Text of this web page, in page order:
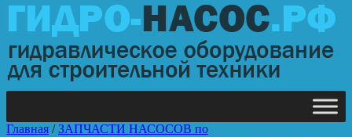
Главная /ЗАПЧАСТИ НАСОСОВ по